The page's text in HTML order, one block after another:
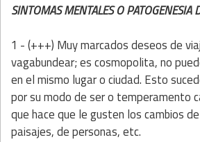
SINTOMAS MENTALES O PATOGENESIA
1 - (+++) Muy marcados deseos de
vagabundear; es cosmopolita, no
en el mismo lugar o ciudad. Esto
por su modo de ser o temperamento
que hace que le gusten los cambios
paisajes, de personas, etc.